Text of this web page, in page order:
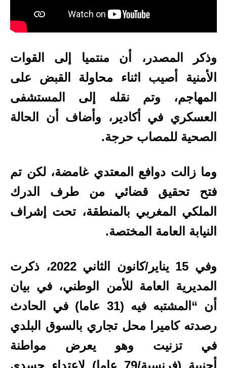
وذكر المصدر، أن منتميا إلى القوات
الأمنية أصيب اثناء محاولة القبض على
المهاجم، وتم نقله إلى المستشفى
العسكري في أكادير، وأضاف أن الحالة
الصحية للمصاب حرجة.
وما زالت دوافع المعتدي غامضة، لكن تم
فتح تحقيق قضائي من طرف الدرك
الملكي المغربي بالمنطقة، تحت إشراف
النيابة العامة المختصة.
وفي 15 يناير/كانون الثاني 2022، ذكرت
المديرية العامة للأمن الوطني، في بيان
أن “المشتبه فيه (31 عاما) في الحادث
رصدته كاميرا محل تجاري بالسوق البلدي
في تزنيت وهو يعرض مواطنة
أجنبية (فرنسية/79 عاما) لاعتداء جسدي